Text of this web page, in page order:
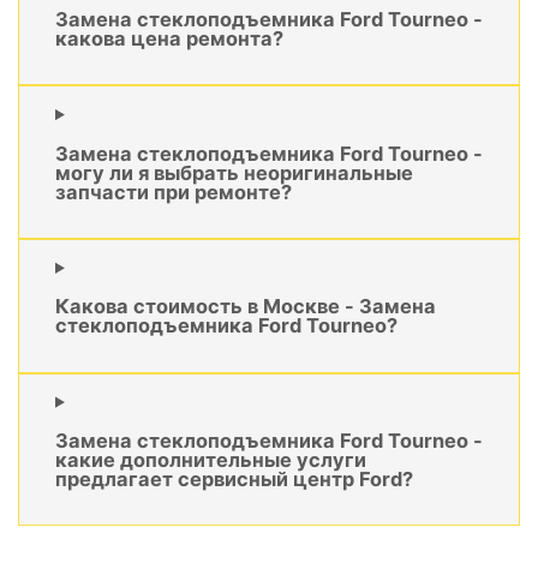
Замена стеклоподъемника Ford Tourneo -
какова цена ремонта?
Замена стеклоподъемника Ford Tourneo -
могу ли я выбрать неоригинальные
запчасти при ремонте?
Какова стоимость в Москве - Замена
стеклоподъемника Ford Tourneo?
Замена стеклоподъемника Ford Tourneo -
какие дополнительные услуги
предлагает сервисный центр Ford?